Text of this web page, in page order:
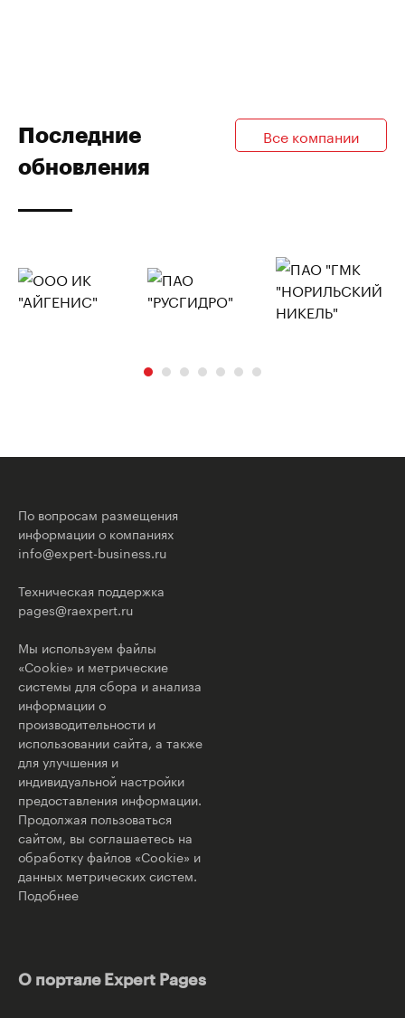
Последние
обновления
Все компании
По вопросам размещения
информации о компаниях
info@expert-business.ru
Техническая поддержка
pages@raexpert.ru
Мы используем файлы
«Cookie» и метрические
системы для сбора и анализа
информации о
производительности и
использовании сайта, а также
для улучшения и
индивидуальной настройки
предоставления информации.
Продолжая пользоваться
сайтом, вы соглашаетесь на
обработку файлов «Cookie» и
данных метрических систем.
Подобнее
О портале Expert Pages